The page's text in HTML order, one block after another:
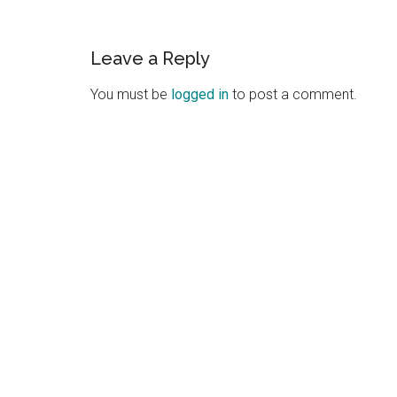
Reader
Interactions
Leave a Reply
You must be logged in to post a comment.